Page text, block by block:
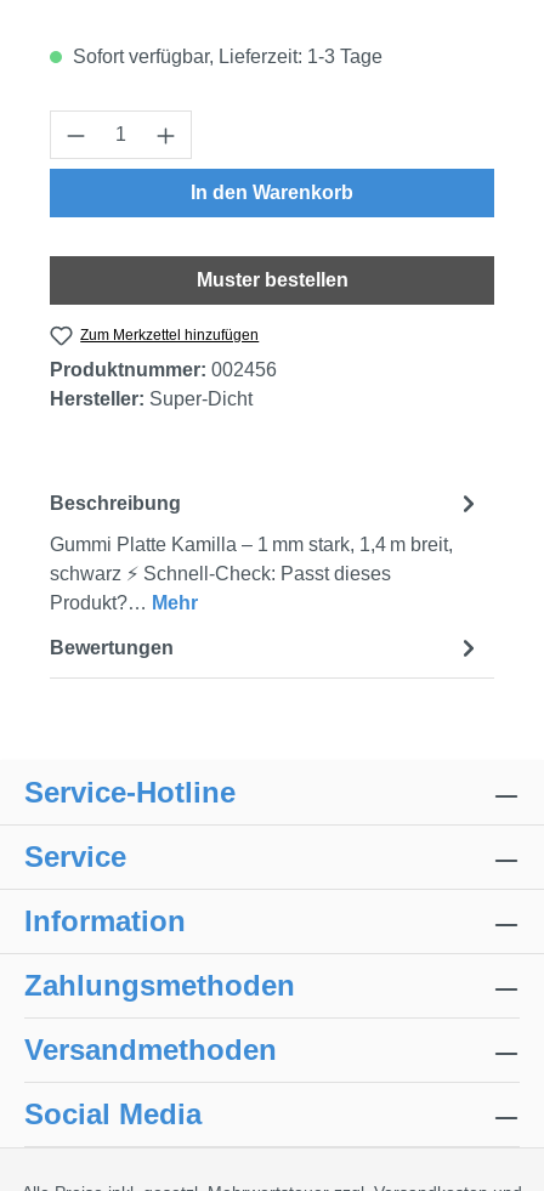
Sofort verfügbar, Lieferzeit: 1-3 Tage
Produkt Anzahl: Gib den gewünschten
In den Warenkorb
Muster bestellen
Zum Merkzettel hinzufügen
Produktnummer: 002456
Hersteller: Super-Dicht
Beschreibung
Gummi Platte Kamilla – 1 mm stark, 1,4 m breit,
schwarz ⚡ Schnell-Check: Passt dieses
Produkt?… Mehr
Bewertungen
Service-Hotline
Service
Information
Zahlungsmethoden
Versandmethoden
Social Media